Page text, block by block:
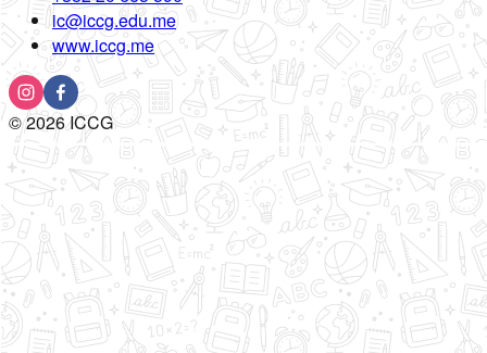
ic@iccg.edu.me
www.iccg.me
©2026ICCG